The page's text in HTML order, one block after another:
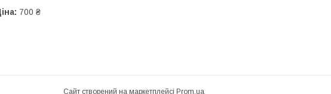
700 ₴
Сайт створений на маркетплейсі Prom.ua